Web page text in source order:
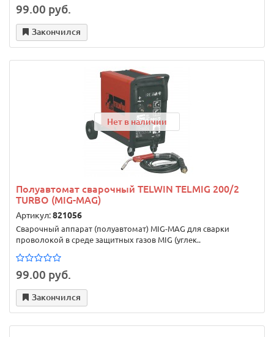
99.00 руб.
Закончился
Нет в наличии
Полуавтомат сварочный TELWIN TELMIG 200/2
TURBO (MIG-MAG)
Артикул:821056
Сварочный аппарат (полуавтомат) MIG-MAG для сварки
проволокой в среде защитных газов MIG (углек..
99.00 руб.
Закончился